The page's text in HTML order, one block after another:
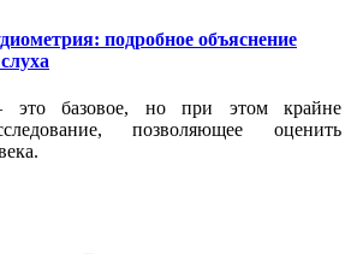
подробное объяснение
это базовое, но при этом крайне
позволяющее оценить